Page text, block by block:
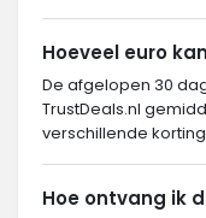
Hoeveel euro
De afgelopen 30
TrustDeals.nl
verschillende
Hoe ontvang ik